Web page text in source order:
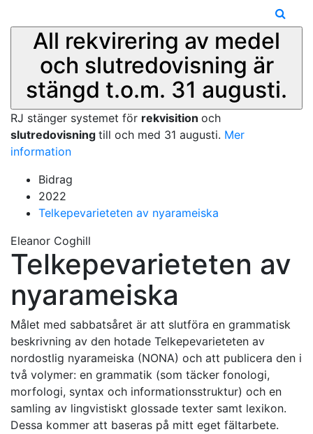
All rekvirering av medel
och slutredovisning är
stängd t.o.m. 31 augusti.
RJ stänger systemet för rekvisition och
slutredovisning till och med 31 augusti. Mer
information
Bidrag
2022
Telkepevarieteten av nyarameiska
Eleanor Coghill
Telkepevarieteten av
nyarameiska
Målet med sabbatsåret är att slutföra en grammatisk
beskrivning av den hotade Telkepevarieteten av
nordostlig nyarameiska (NONA) och att publicera den i
två volymer: en grammatik (som täcker fonologi,
morfologi, syntax och informationsstruktur) och en
samling av lingvistiskt glossade texter samt lexikon.
Dessa kommer att baseras på mitt eget fältarbete.